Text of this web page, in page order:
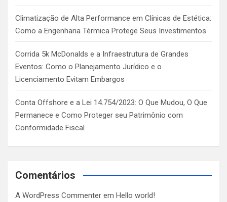
Climatização de Alta Performance em Clínicas de Estética:
Como a Engenharia Térmica Protege Seus Investimentos
Corrida 5k McDonalds e a Infraestrutura de Grandes
Eventos: Como o Planejamento Jurídico e o
Licenciamento Evitam Embargos
Conta Offshore e a Lei 14.754/2023: O Que Mudou, O Que
Permanece e Como Proteger seu Patrimônio com
Conformidade Fiscal
Comentários
A WordPress Commenter em Hello world!